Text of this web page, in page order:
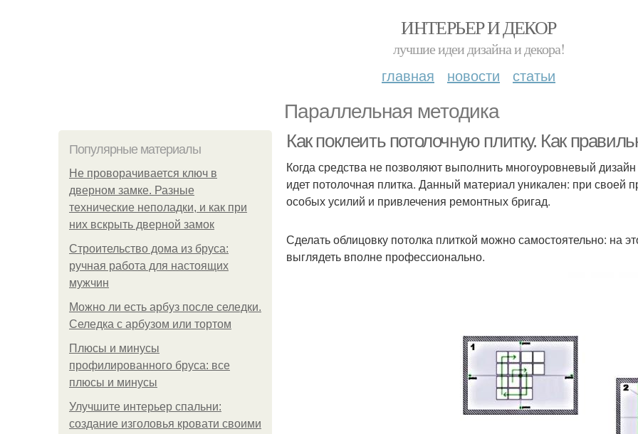
ИНТЕРЬЕР И ДЕКОР
лучшие идеи дизайна и декора!
главная новости статьи
Параллельная методика
Популярные материалы
Не проворачивается ключ в
дверном замке. Разные
технические неполадки, и как при
них вскрыть дверной замок
Строительство дома из бруса:
ручная работа для настоящих
мужчин
Можно ли есть арбуз после селедки.
Селедка с арбузом или тортом
Плюсы и минусы
профилированного бруса: все
плюсы и минусы
Улучшите интерьер спальни:
создание изголовья кровати своими
Как поклеить потолочную плитку. Как
Когда средства не позволяют выполнить многоуровневый
идет потолочная плитка. Данный материал уникален: при своей
особых усилий и привлечения ремонтных бригад.
Сделать облицовку потолка плиткой можно самостоятельно: на
выглядеть вполне профессионально.